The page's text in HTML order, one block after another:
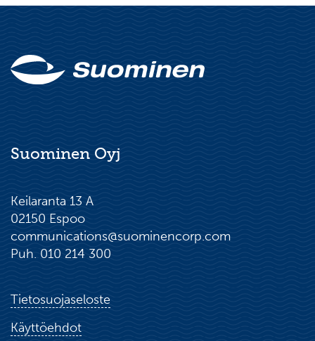
Suominen Oyj
Keilaranta 13 A
02150 Espoo
communications@suominencorp.com
Puh. 010 214 300
Tietosuojaseloste
Käyttöehdot